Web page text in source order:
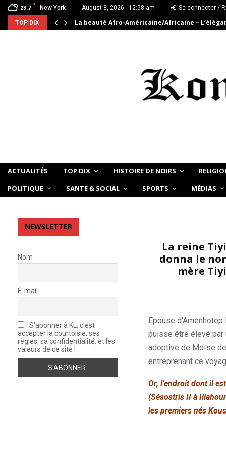
23.7
C
New York August 8, 2026 - 12:58 am Se connecter /
TOP DIX La beauté Afro-Américaine/Africaine –
ACTUALITÉS TOP DIX HISTOIRE DE NOIRS
POLITIQUE
SANTE & SOCIAL SPORTS MÉDIAS
La reine
donna le
mère
Épouse
puisse être élevé par
adoptive de Moïse
entreprenant ce
Or, l’endroit dont il
(SésostrisII à
les premiers nés
NEWSLETTER
Nom
É-mail
S'abonner à KL, c'est
accepter la courtoisie, ses
règles, sa confidentialité, et les
valeurs de ce site !